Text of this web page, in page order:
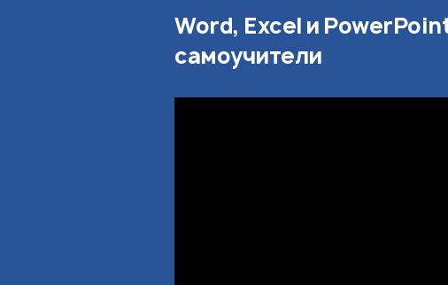
Word, Excel и
самоучители